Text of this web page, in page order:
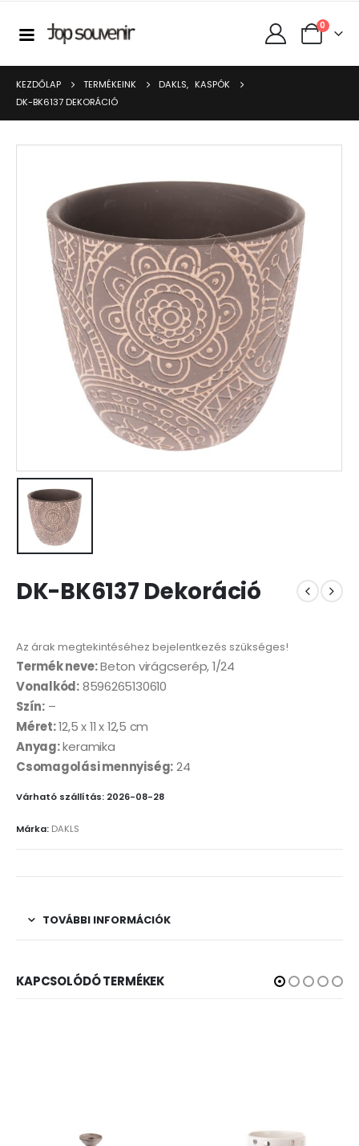
0
KEZDŐLAP TERMÉKEINK DAKLS, KASPÓK
DK-BK6137 DEKORÁCIÓ
DK-BK6137 Dekoráció
Az árak megtekintéséhez bejelentkezés szükséges!
Termék neve:Beton virágcserép, 1/24
Vonalkód:8596265130610
Szín:–
Méret:12,5 x 11 x 12,5 cm
Anyag:keramika
Csomagolási mennyiség:24
Várható szállítás: 2026-08-28
Márka: DAKLS
TOVÁBBI INFORMÁCIÓK
KAPCSOLÓDÓ TERMÉKEK